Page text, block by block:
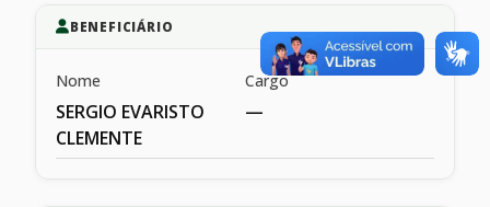
BENEFICIÁRIO
Nome
SERGIO EVARISTO
CLEMENTE
Cargo
—